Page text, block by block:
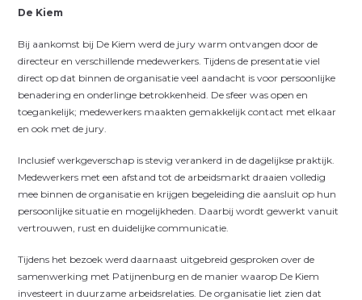
De Kiem
Bij aankomst bij De Kiem werd de jury warm ontvangen door de
directeur en verschillende medewerkers. Tijdens de presentatie viel
direct op dat binnen de organisatie veel aandacht is voor persoonlijke
benadering en onderlinge betrokkenheid. De sfeer was open en
toegankelijk; medewerkers maakten gemakkelijk contact met elkaar
en ook met de jury.
Inclusief werkgeverschap is stevig verankerd in de dagelijkse praktijk.
Medewerkers met een afstand tot de arbeidsmarkt draaien volledig
mee binnen de organisatie en krijgen begeleiding die aansluit op hun
persoonlijke situatie en mogelijkheden. Daarbij wordt gewerkt vanuit
vertrouwen, rust en duidelijke communicatie.
Tijdens het bezoek werd daarnaast uitgebreid gesproken over de
samenwerking met Patijnenburg en de manier waarop De Kiem
investeert in duurzame arbeidsrelaties. De organisatie liet zien dat